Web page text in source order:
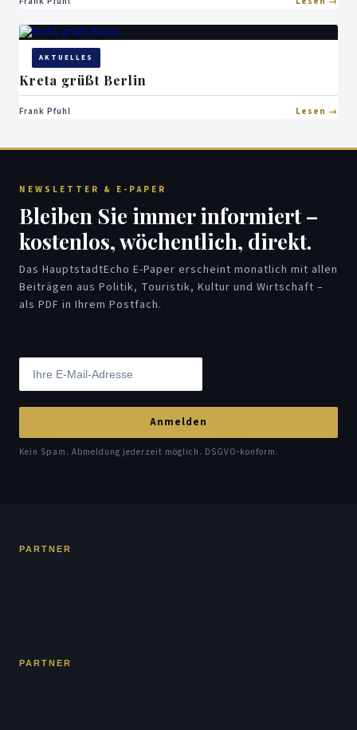
AKTUELLES
Kreta grüßt Berlin
Frank Pfuhl Lesen
NEWSLETTER & E-PAPER
Bleiben Sie immer informiert –
kostenlos, wöchentlich, direkt.
Das HauptstadtEcho E-Paper erscheint monatlich mit allen
Beiträgen aus Politik, Touristik, Kultur und Wirtschaft –
als PDF in Ihrem Postfach.
Anmelden
Kein Spam. Abmeldung jederzeit möglich. DSGVO-konform.
PARTNER
PARTNER